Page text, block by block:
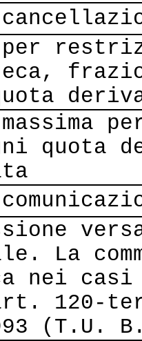
per
massima
quota
La
nei
120-
(T.U.